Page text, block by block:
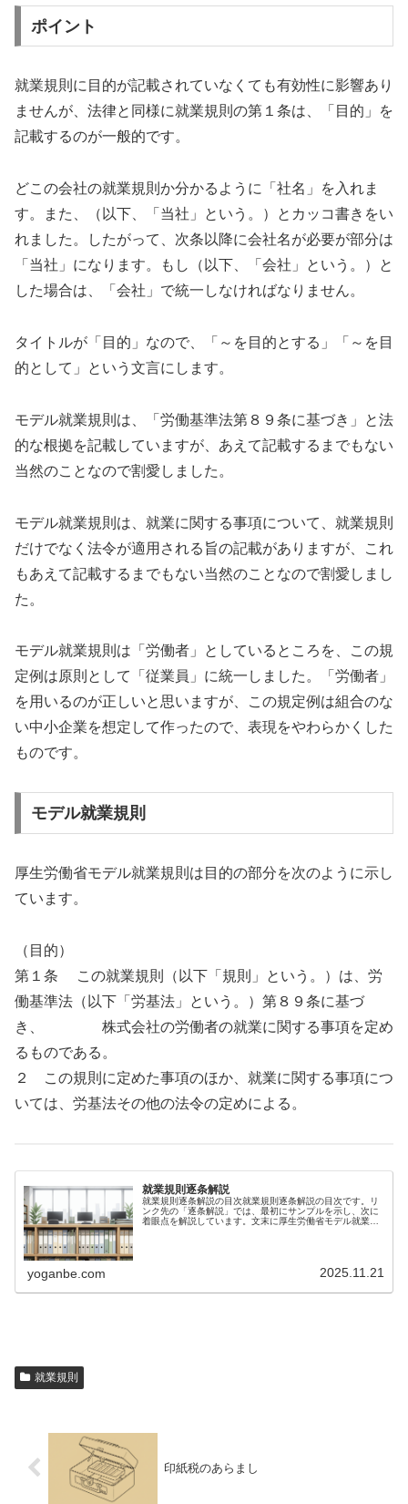
ポイント
就業規則に目的が記載されていなくても有効性に影響あり
ませんが、法律と同様に就業規則の第１条は、「目的」を
記載するのが一般的です。
どこの会社の就業規則か分かるように「社名」を入れま
す。また、（以下、「当社」という。）とカッコ書きをい
れました。したがって、次条以降に会社名が必要が部分は
「当社」になります。もし（以下、「会社」という。）と
した場合は、「会社」で統一しなければなりません。
タイトルが「目的」なので、「～を目的とする」「～を目
的として」という文言にします。
モデル就業規則は、「労働基準法第８９条に基づき」と法
的な根拠を記載していますが、あえて記載するまでもない
当然のことなので割愛しました。
モデル就業規則は、就業に関する事項について、就業規則
だけでなく法令が適用される旨の記載がありますが、これ
もあえて記載するまでもない当然のことなので割愛しまし
た。
モデル就業規則は「労働者」としているところを、この規
定例は原則として「従業員」に統一しました。「労働者」
を用いるのが正しいと思いますが、この規定例は組合のな
い中小企業を想定して作ったので、表現をやわらかくした
ものです。
モデル就業規則
厚生労働省モデル就業規則は目的の部分を次のように示し
ています。
（目的）
第１条 この就業規則（以下「規則」という。）は、労
働基準法（以下「労基法」という。）第８９条に基づ
き、 株式会社の労働者の就業に関する事項を定め
るものである。
２ この規則に定めた事項のほか、就業に関する事項につ
いては、労基法その他の法令の定めによる。
就業規則逐条解説
就業規則逐条解説の目次就業規則逐条解説の目次です。リ
ンク先の「逐条解説」では、最初にサンプルを示し、次に
着眼点を解説しています。文末に厚生労働省モデル就業規
yoganbe.com 2025.11.21
就業規則
印紙税のあらまし